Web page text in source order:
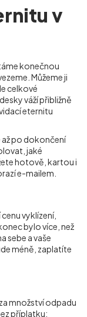
v
konečnou
Můžeme ji
celkové
váží přibližně
eternitu
po dokončení
jaké
hotově, kartou i
e-mailem.
vyklízení,
bylo více, než
sebe a vaše
méně, zaplatíte
množství odpadu
příplatku: